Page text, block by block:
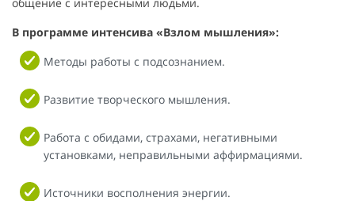
В программе интенсива «Взлом мышления»:
Методы работы с подсознанием.
Развитие творческого мышления.
Работа с обидами, страхами, негативными
установками, неправильными аффирмациями.
Источники восполнения энергии.